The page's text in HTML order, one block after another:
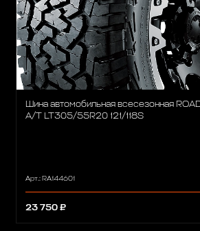
Шина автомобильная всесезонная
A/T LT305/55R20 121/118S
Арт.: RA144601
23 750 ₽